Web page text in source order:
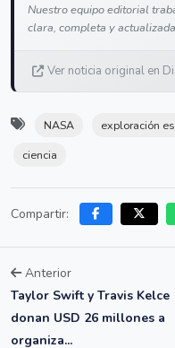
Nuestro equipo editorial
clara, completa y
Ver noticia original en
NASA exploración
ciencia
Compartir:
Anterior
Taylor Swift y Travis Kelce
donan USD 26 millones a
organiza...